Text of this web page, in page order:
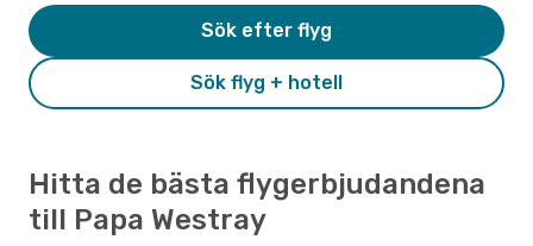
Sök flyg + hotell
Sök efter flyg
Hitta de bästa flygerbjudandena
till Papa Westray